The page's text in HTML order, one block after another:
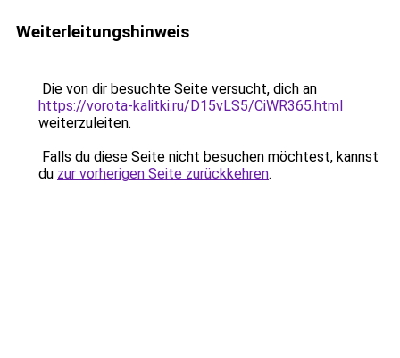
Weiterleitungshinweis
Die von dir besuchte Seite versucht, dich an
https://vorota-kalitki.ru/D15vLS5/CiWR365.html
weiterzuleiten.
Falls du diese Seite nicht besuchen möchtest, kannst
du zur vorherigen Seite zurückkehren.